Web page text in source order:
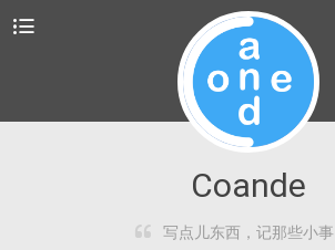
Coande
写点儿东西，记那些小事